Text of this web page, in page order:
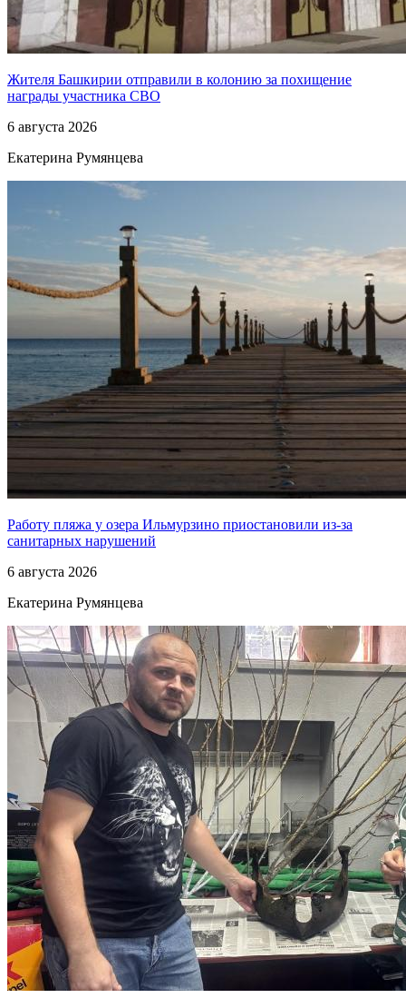
Жителя Башкирии отправили в колонию за похищение
награды участника СВО
6 августа 2026
Екатерина Румянцева
Работу пляжа у озера Ильмурзино приостановили из-за
санитарных нарушений
6 августа 2026
Екатерина Румянцева